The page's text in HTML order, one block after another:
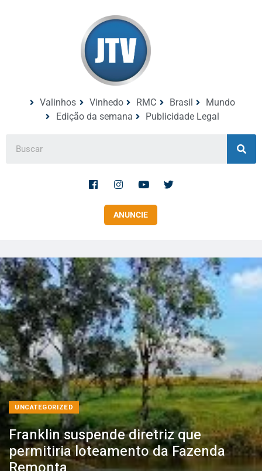
Valinhos Vinhedo RMC Brasil
Mundo
Edição da semana
Publicidade Legal
ANUNCIE
UNCATEGORIZED
Franklin suspende diretriz que
permitiria loteamento da Fazenda